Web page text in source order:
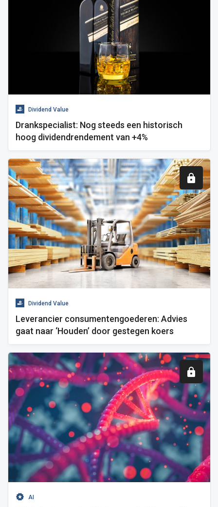
Dividend Value
Drankspecialist: Nog steeds een historisch
hoog dividendrendement van +4%
Dividend Value
Leverancier consumentengoederen: Advies
gaat naar ‘Houden’ door gestegen koers
AI